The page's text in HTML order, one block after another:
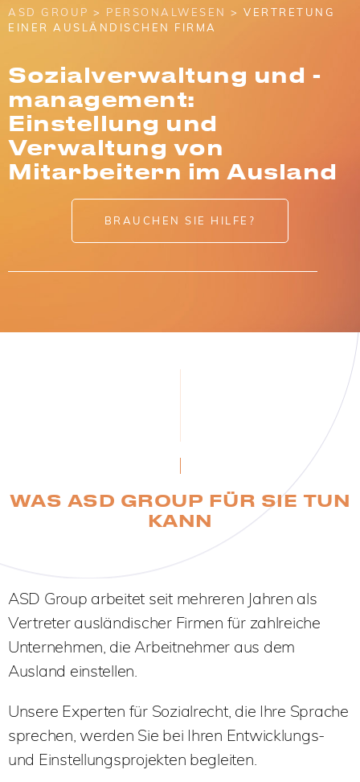
ASD GROUP > PERSONALWESEN > VERTRETUNG
EINER AUSLÄNDISCHEN FIRMA
Sozialverwaltung und -
management:
Einstellung und
Verwaltung von
Mitarbeitern im Ausland
BRAUCHEN SIE HILFE?
WAS ASD GROUP FÜR SIE TUN
KANN
ASD Group arbeitet seit mehreren Jahren als
Vertreter ausländischer Firmen für zahlreiche
Unternehmen, die Arbeitnehmer aus dem
Ausland einstellen.
Unsere Experten für Sozialrecht, die Ihre Sprache
sprechen, werden Sie bei Ihren Entwicklungs-
und Einstellungsprojekten begleiten.